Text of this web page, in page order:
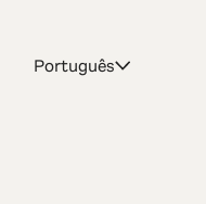
Português